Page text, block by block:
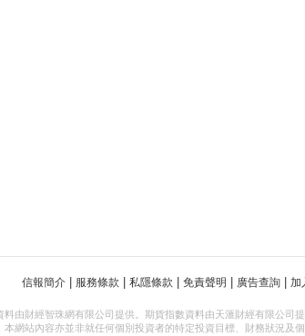
信報簡介 服務條款 私隱條款 免責聲明 廣告查詢 加
料由財經智珠網有限公司提供。期貨指數資料由天滙財經有限公司
網站內容亦並非就任何個別投資者的特定投資目標、財務狀況及